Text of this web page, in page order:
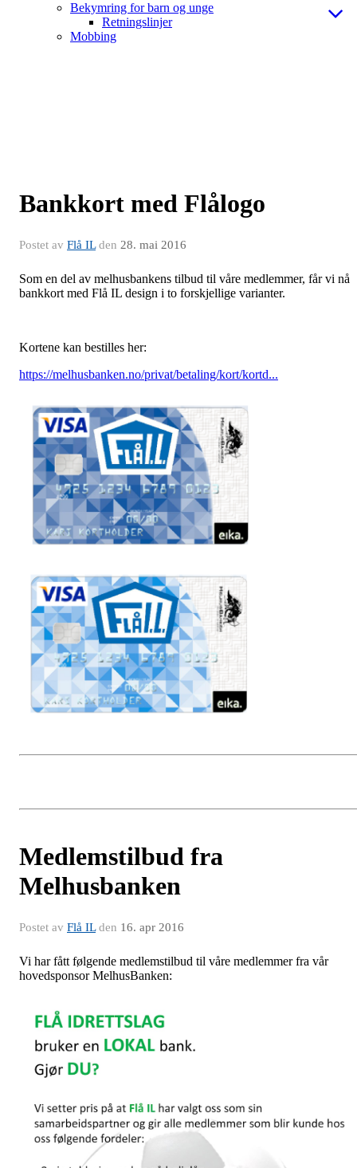
Bekymring for barn og unge
Retningslinjer
Mobbing
Bankkort med Flålogo
Postet av Flå ILden 28. mai 2016
Som en del av melhusbankens tilbud til våre medlemmer, får vi nå
bankkort med Flå IL design i to forskjellige varianter.
Kortene kan bestilles her:
https://melhusbanken.no/privat/betaling/kort/kortd...
Medlemstilbud fra
Melhusbanken
Postet av Flå ILden 16. apr 2016
Vi har fått følgende medlemstilbud til våre medlemmer fra vår
hovedsponsor MelhusBanken: